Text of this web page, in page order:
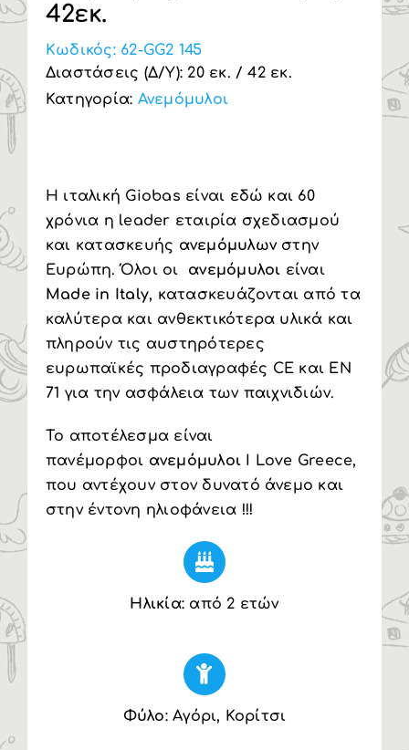
42εκ.
Κωδικός: 62-GG2 145
Διαστάσεις (Δ/Υ): 20 εκ. / 42 εκ.
Κατηγορία: Ανεμόμυλοι
Η ιταλική Giobas είναι εδώ και 60
χρόνια η leader εταιρία σχεδιασμού
και κατασκευής ανεμόμυλωνστην
Ευρώπη. Όλοι οι ανεμόμυλοι είναι
Made in Italy, κατασκευάζονται από τα
καλύτερα και ανθεκτικότερα υλικά και
πληρούν τις αυστηρότερες
ευρωπαϊκές προδιαγραφές CE και EN
71 για την ασφάλεια των παιχνιδιών.
Το αποτέλεσμα είναι
πανέμορφοι ανεμόμυλοι I Love Greece,
που αντέχουν στον δυνατό άνεμο και
στην έντονη ηλιοφάνεια !!!
Ηλικία: από 2 ετών
Φύλο: Αγόρι, Κορίτσι